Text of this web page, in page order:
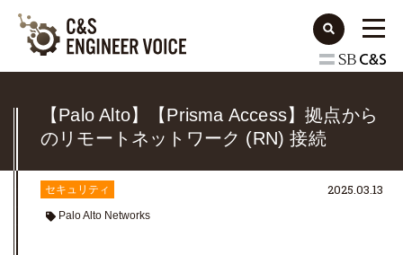
【Palo Alto】【Prisma Access】拠点から
のリモートネットワーク (RN) 接続
セキュリティ
Palo Alto Networks
2025.03.13